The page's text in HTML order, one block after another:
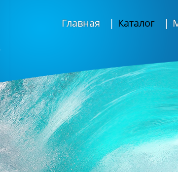
Главная Каталог